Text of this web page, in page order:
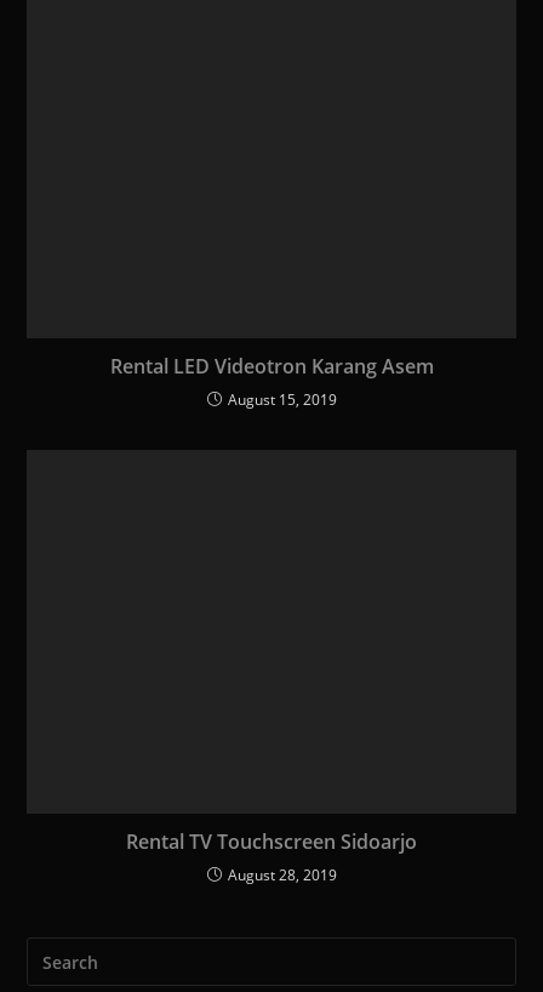
Rental LED Videotron Karang Asem
August 15, 2019
Rental TV Touchscreen Sidoarjo
August 28, 2019